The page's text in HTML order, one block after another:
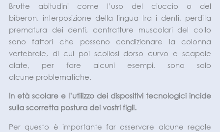
Brutte abitudini come l’uso del ciuccio o del
biberon, interposizione della lingua tra i denti, perdita
prematura dei denti, contratture muscolari del collo
sono fattori che possono condizionare la colonna
vertebrale, di cui poi scoliosi dorso curvo e scapole
alate, per fare alcuni esempi, sono solo
alcune problematiche.
In età scolare e l’utilizzo dei dispositivi tecnologici incide
sulla scorretta postura dei vostri figli.
Per questo è importante far osservare alcune regole